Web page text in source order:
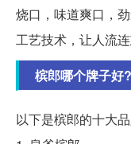
烧口，味道爽口，
工艺技术，让人流连
槟郎哪个牌子好?
以下是槟郎的十大品